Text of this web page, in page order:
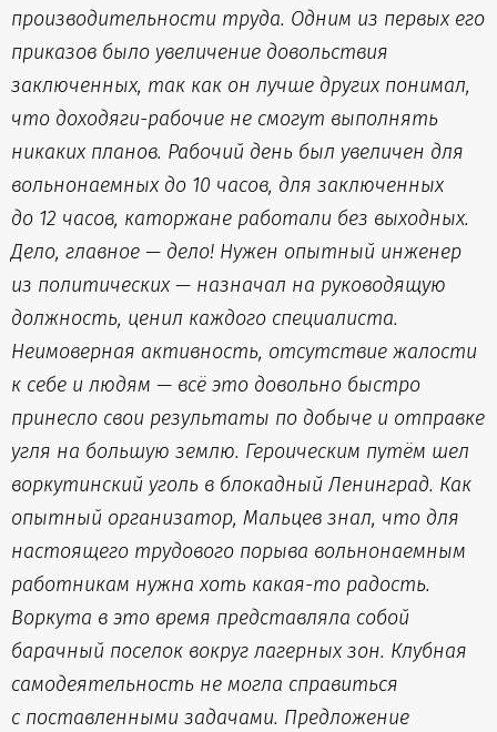
производительности труда. Одним из первых его
приказов было увеличение довольствия
заключенных, так как он лучше других понимал,
что доходяги-рабочие не смогут выполнять
никаких планов. Рабочий день был увеличен для
вольнонаемных до 10 часов, для заключенных
до 12 часов, каторжане работали без выходных.
Дело, главное — дело! Нужен опытный инженер
из политических — назначал на руководящую
должность, ценил каждого специалиста.
Неимоверная активность, отсутствие жалости
к себе и людям — всё это довольно быстро
принесло свои результаты по добыче и отправке
угля на большую землю. Героическим путём шел
воркутинский уголь в блокадный Ленинград. Как
опытный организатор, Мальцев знал, что для
настоящего трудового порыва вольнонаемным
работникам нужна хоть какая-то радость.
Воркута в это время представляла собой
барачный поселок вокруг лагерных зон. Клубная
самодеятельность не могла справиться
с поставленными задачами. Предложение